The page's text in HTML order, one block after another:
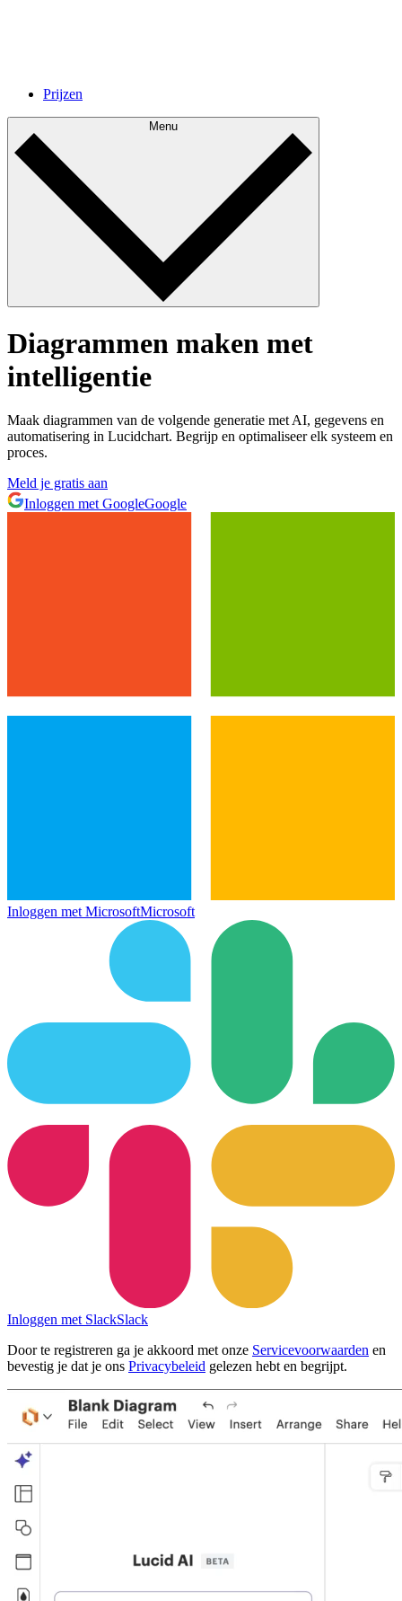
Prijzen
Menu
Diagrammen maken met
intelligentie
Maak diagrammen van de volgende generatie met AI, gegevens en
automatisering in Lucidchart. Begrijp en optimaliseer elk systeem en
proces.
Meld je gratis aan
Inloggen met GoogleGoogle
Inloggen met MicrosoftMicrosoft
Inloggen met SlackSlack
Door te registreren ga je akkoord met onze Servicevoorwaarden en
bevestig je dat je ons Privacybeleid gelezen hebt en begrijpt.